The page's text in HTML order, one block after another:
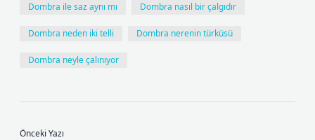
Dombra ile saz aynı mı Dombra nasıl bir çalgıdır
Dombra neden iki telli Dombra nerenin türküsü
Dombra neyle çalınıyor
Önceki Yazı